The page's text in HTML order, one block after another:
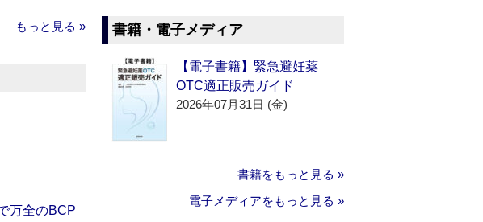
もっと見る »
万全のBCP
書籍・電子メディア
【電子書籍】緊急避妊薬
OTC適正販売ガイド
2026年07月31日 (金)
書籍をもっと見る »
電子メディアをもっと見る »